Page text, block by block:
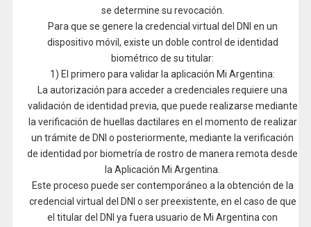
se determine su revocación.
Para que se genere la credencial virtual del DNI en un
dispositivo móvil, existe un doble control de identidad
biométrico de su titular:
1) El primero para validar la aplicación Mi Argentina:
La autorización para acceder a credenciales requiere una
validación de identidad previa, que puede realizarse mediante
la verificación de huellas dactilares en el momento de realizar
un trámite de DNI o posteriormente, mediante la verificación
de identidad por biometría de rostro de manera remota desde
la Aplicación Mi Argentina.
Este proceso puede ser contemporáneo a la obtención de la
credencial virtual del DNI o ser preexistente, en el caso de que
el titular del DNI ya fuera usuario de Mi Argentina con